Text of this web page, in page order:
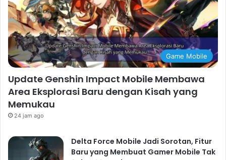
Game Mobile
Update Genshin Impact Mobile Membawa
Area Eksplorasi Baru dengan Kisah yang
Memukau
24 jam ago
Delta Force Mobile Jadi Sorotan, Fitur
Baru yang Membuat Gamer Mobile Tak